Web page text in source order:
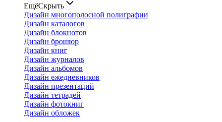
ЕщёСкрыть
Дизайн многополосной полиграфии
Дизайн каталогов
Дизайн блокнотов
Дизайн брошюр
Дизайн книг
Дизайн журналов
Дизайн альбомов
Дизайн ежедневников
Дизайн презентаций
Дизайн тетрадей
Дизайн фотокниг
Дизайн обложек